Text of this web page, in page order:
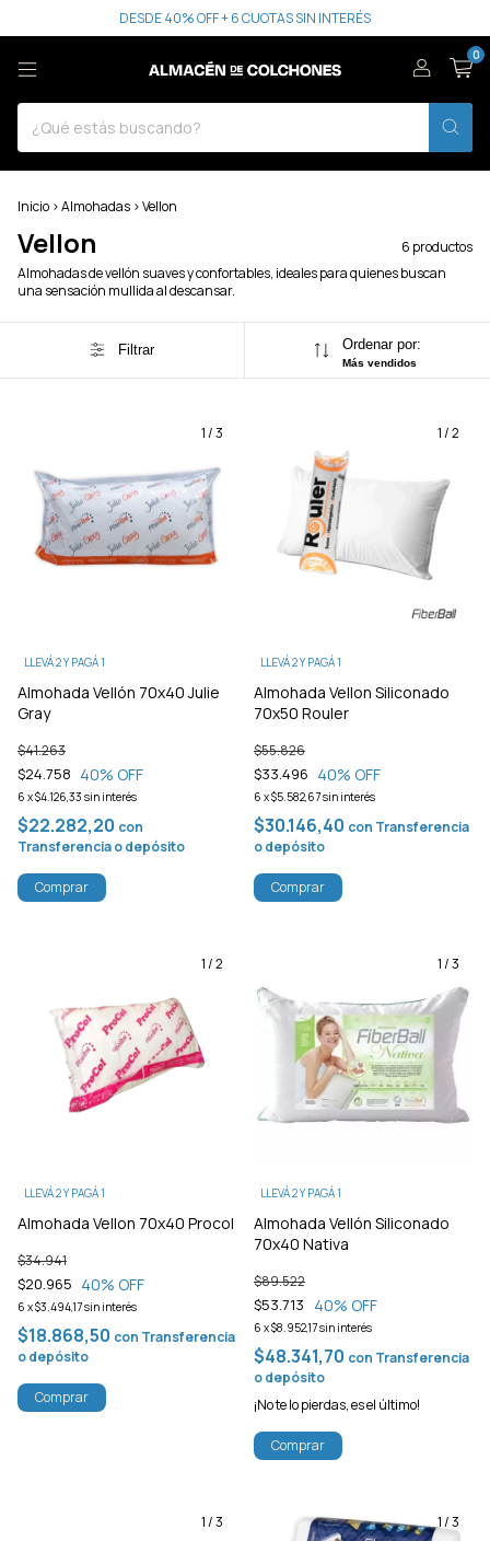
DESDE 40% OFF + 6 CUOTAS SIN INTERÉS
0
Inicio >Almohadas >Vellon
Vellon
6 productos
Almohadas de vellón suaves y confortables, ideales para quienes buscan
una sensación mullida al descansar.
Filtrar Ordenar por:
Más vendidos
1/3
Almohada Vellón 70x40 Julie
Gray
$24.758
$41.263
40% OFF
6 x$4.126,33 sin interés
LLEVÁ 2 Y PAGÁ 1
$22.282,20 con
Transferencia o depósito
Comprar
1/2
Almohada Vellon Siliconado
70x50 Rouler
$33.496
$55.826
40% OFF
6 x$5.582,67sin interés
LLEVÁ 2 Y PAGÁ 1
$30.146,40 con Transferencia
o depósito
Comprar
1/2
Almohada Vellon 70x40 Procol
$20.965
$34.941
40% OFF
6 x$3.494,17sin interés
LLEVÁ 2 Y PAGÁ 1
$18.868,50 con Transferencia
o depósito
Comprar
1/3
Almohada Vellón Siliconado
70x40 Nativa
$53.713
$89.522
40% OFF
6 x$8.952,17sin interés
LLEVÁ 2 Y PAGÁ 1
$48.341,70 con Transferencia
o depósito
¡No te lo pierdas, es el último!
Comprar
1/3 1/3